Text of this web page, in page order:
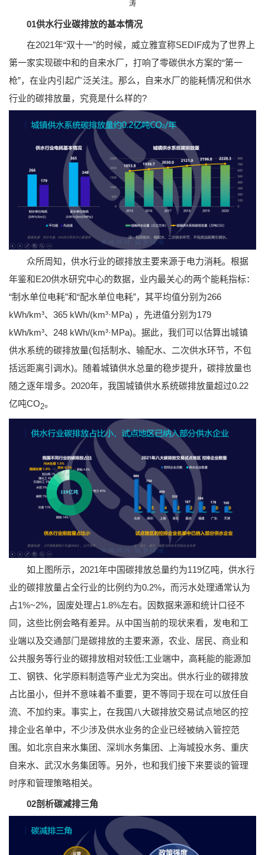
涛
01供水行业碳排放的基本情况
在2021年“双十一”的时候，威立雅宣称SEDIF成为了世界上
第一家实现碳中和的自来水厂，打响了零碳供水方案的“第一
枪”，在业内引起广泛关注。那么，自来水厂的能耗情况和供水
行业的碳排放量，究竟是什么样的?
众所周知，供水行业的碳排放主要来源于电力消耗。根据
年鉴和E20供水研究中心的数据，业内最关心的两个能耗指标：
“制水单位电耗”和“配水单位电耗”，其平均值分别为266
kWh/km³、365 kWh/(km³·MPa) ，先进值分别为179
kWh/km³、248 kWh/(km³·MPa)。据此，我们可以估算出城镇
供水系统的碳排放量(包括制水、输配水、二次供水环节，不包
括远距离引调水)。随着城镇供水总量的稳步提升，碳排放量也
随之逐年增多。2020年，我国城镇供水系统碳排放量超过0.22
亿吨CO2。
如上图所示，2021年中国碳排放总量约为119亿吨，供水行
业的碳排放量占全行业的比例约为0.2%，而污水处理通常认为
占1%~2%，固废处理占1.8%左右。因数据来源和统计口径不
同，这些比例会略有差异。从中国当前的现状来看，发电和工
业端以及交通部门是碳排放的主要来源，农业、居民、商业和
公共服务等行业的碳排放相对较低;工业端中，高耗能的能源加
工、钢铁、化学原料制造等产业尤为突出。供水行业的碳排放
占比虽小，但并不意味着不重要，更不等同于现在可以放任自
流、不加约束。事实上，在我国八大碳排放交易试点地区的控
排企业名单中，不少涉及供水业务的企业已经被纳入管控范
围。如北京自来水集团、深圳水务集团、上海城投水务、重庆
自来水、武汉水务集团等。另外，也和我们接下来要谈的管理
时序和管理策略相关。
02剖析碳减排三角